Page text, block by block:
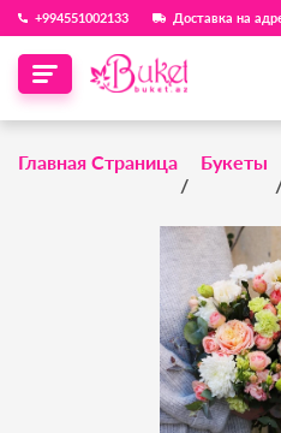
‪+994551002133‬ Доставка на
Главная Страница Букеты